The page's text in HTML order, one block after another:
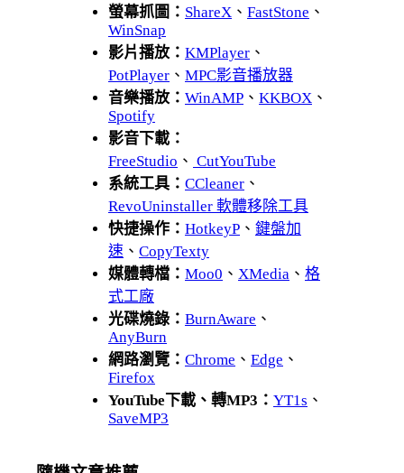
螢幕抓圖： ShareX 、 FastStone 、
WinSnap
影片播放： KMPlayer 、
PotPlayer 、 MPC影音播放器
音樂播放： WinAMP 、 KKBOX 、
Spotify
影音下載：
FreeStudio 、 CutYouTube
系統工具： CCleaner 、
RevoUninstaller 軟體移除工具
快捷操作： HotkeyP 、 鍵盤加
速 、 CopyTexty
媒體轉檔： Moo0 、 XMedia 、 格
式工廠
光碟燒錄： BurnAware 、
AnyBurn
網路瀏覽： Chrome 、 Edge 、
Firefox
YouTube下載、轉MP3： YT1s 、
SaveMP3